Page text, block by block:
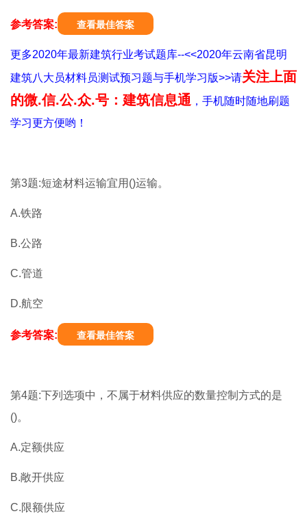
参考答案: 查看最佳答案
更多2020年最新建筑行业考试题库--<<2020年云南省昆明
建筑八大员材料员测试预习题与手机学习版>>请关注上面
的微.信.公.众.号：建筑信息通 ，手机随时随地刷题
学习更方便哟！
第3题:短途材料运输宜用()运输。
A.铁路
B.公路
C.管道
D.航空
参考答案: 查看最佳答案
第4题:下列选项中，不属于材料供应的数量控制方式的是
()。
A.定额供应
B.敞开供应
C.限额供应